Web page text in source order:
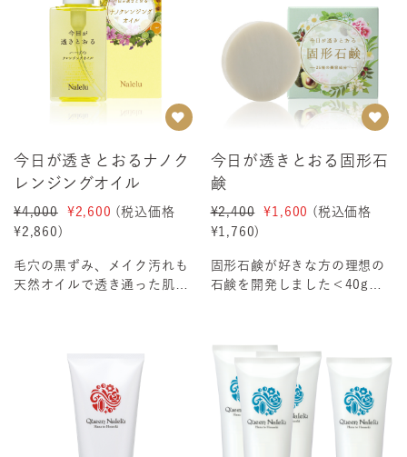
今日が透きとおるナノク
レンジングオイル
¥4,000 ¥2,600 (税込価格
¥2,860 )
毛穴の黒ずみ、メイク汚れも
天然オイルで透き通った肌に
今日が透きとおる固形石
鹸
¥2,400 ¥1,600 (税込価格
¥1,760)
固形石鹸が好きな方の理想の
石鹸を開発しました＜40g＞